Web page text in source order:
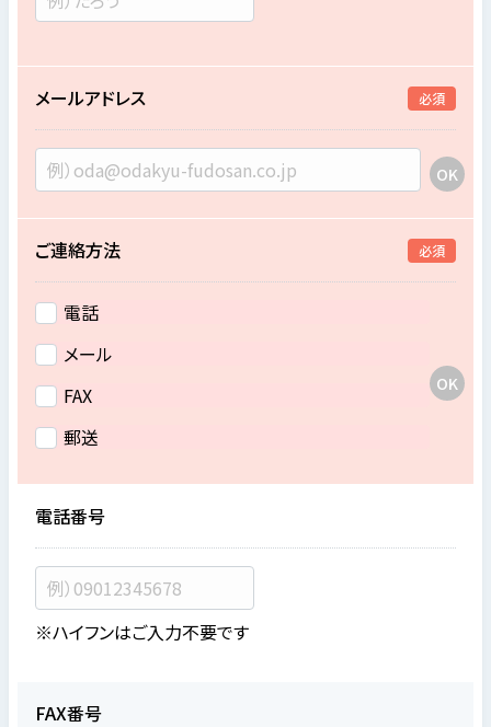
メールアドレス 必須
ご連絡方法 必須
電話
メール
FAX
郵送
電話番号
※ハイフンはご入力不要です
FAX番号